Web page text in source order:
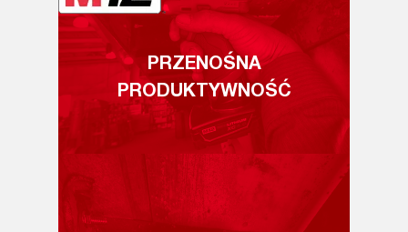
PRZENOŚNA
PRODUKTYWNOŚĆ